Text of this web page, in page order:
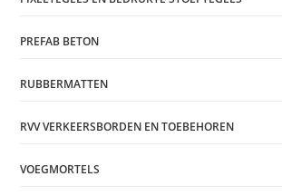
PREFAB BETON
RUBBERMATTEN
RVV VERKEERSBORDEN EN TOEBEHOREN
VOEGMORTELS